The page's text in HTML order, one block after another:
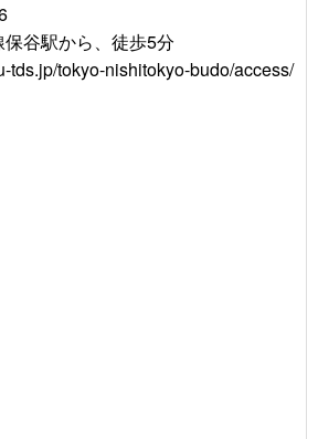
谷駅から、徒歩5分
tds.jp/tokyo-nishitokyo-budo/access/